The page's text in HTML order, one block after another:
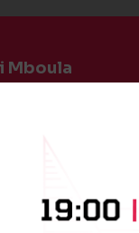
Mboula
Agüero